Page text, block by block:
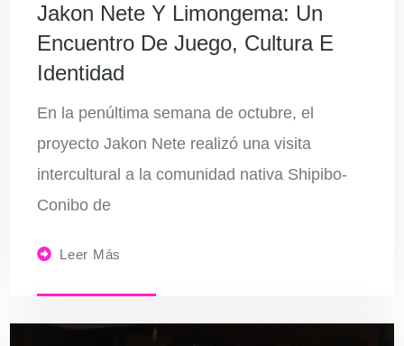
Jakon Nete Y Limongema: Un
Encuentro De Juego, Cultura E
Identidad
En la penúltima semana de octubre, el
proyecto Jakon Nete realizó una visita
intercultural a la comunidad nativa Shipibo-
Conibo de
Leer Más